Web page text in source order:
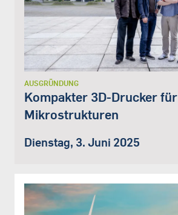
AUSGRÜNDUNG
Kompakter 3D-Drucker für
Mikrostrukturen
Dienstag, 3. Juni 2025